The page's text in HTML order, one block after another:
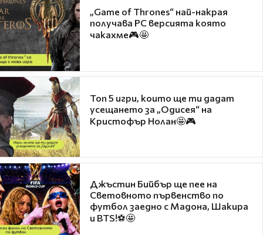
„Game of Thrones“ най-накрая
получава PC версията която
чакахме🎮🤩
Топ 5 игри, които ще ти дадат
усещането за „Одисея“ на
Кристофър Нолан🤩🎮
Джъстин Бийбър ще пее на
Световното първенство по
футбол заедно с Мадона, Шакира
и BTS!⚽🤩